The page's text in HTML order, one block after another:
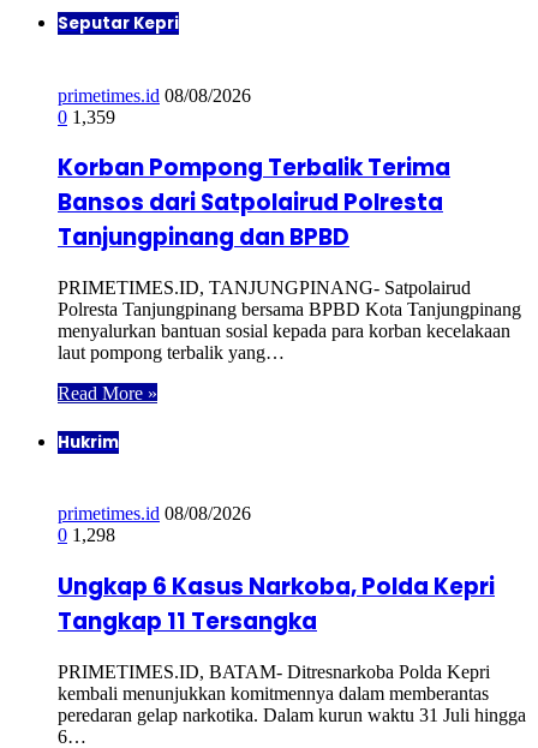
Seputar Kepri
primetimes.id 08/08/2026
0 1,359
Korban Pompong Terbalik Terima
Bansos dari Satpolairud Polresta
Tanjungpinang dan BPBD
PRIMETIMES.ID, TANJUNGPINANG- Satpolairud
Polresta Tanjungpinang bersama BPBD Kota Tanjungpinang
menyalurkan bantuan sosial kepada para korban kecelakaan
laut pompong terbalik yang…
Read More »
Hukrim
primetimes.id 08/08/2026
0 1,298
Ungkap 6 Kasus Narkoba, Polda Kepri
Tangkap 11 Tersangka
PRIMETIMES.ID, BATAM- Ditresnarkoba Polda Kepri
kembali menunjukkan komitmennya dalam memberantas
peredaran gelap narkotika. Dalam kurun waktu 31 Juli hingga
6…